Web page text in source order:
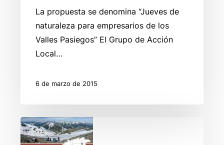
La propuesta se denomina “Jueves de
naturaleza para empresarios de los
Valles Pasiegos” El Grupo de Acción
Local…
6 de marzo de 2015
Presentación
del